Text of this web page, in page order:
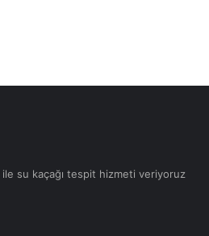
su kaçağı tespit hizmeti veriyoruz